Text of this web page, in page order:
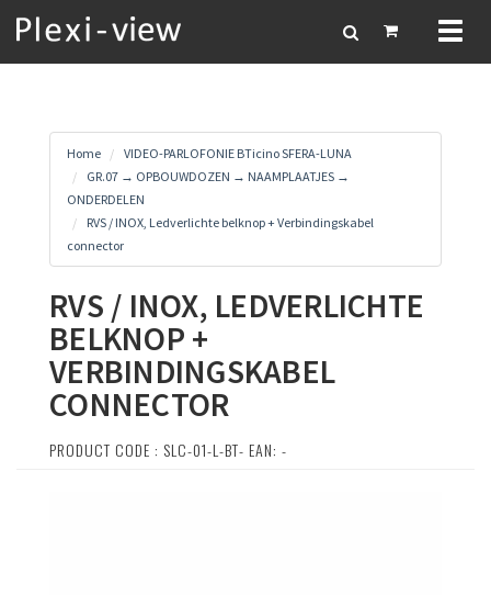
Home
VIDEO-PARLOFONIE BTicino SFERA-LUNA
GR.07 → OPBOUWDOZEN → NAAMPLAATJES →
ONDERDELEN
RVS / INOX, Ledverlichte belknop + Verbindingskabel
connector
RVS / INOX, LEDVERLICHTE
BELKNOP +
VERBINDINGSKABEL
CONNECTOR
PRODUCT CODE : SLC-01-L-BT- EAN: -